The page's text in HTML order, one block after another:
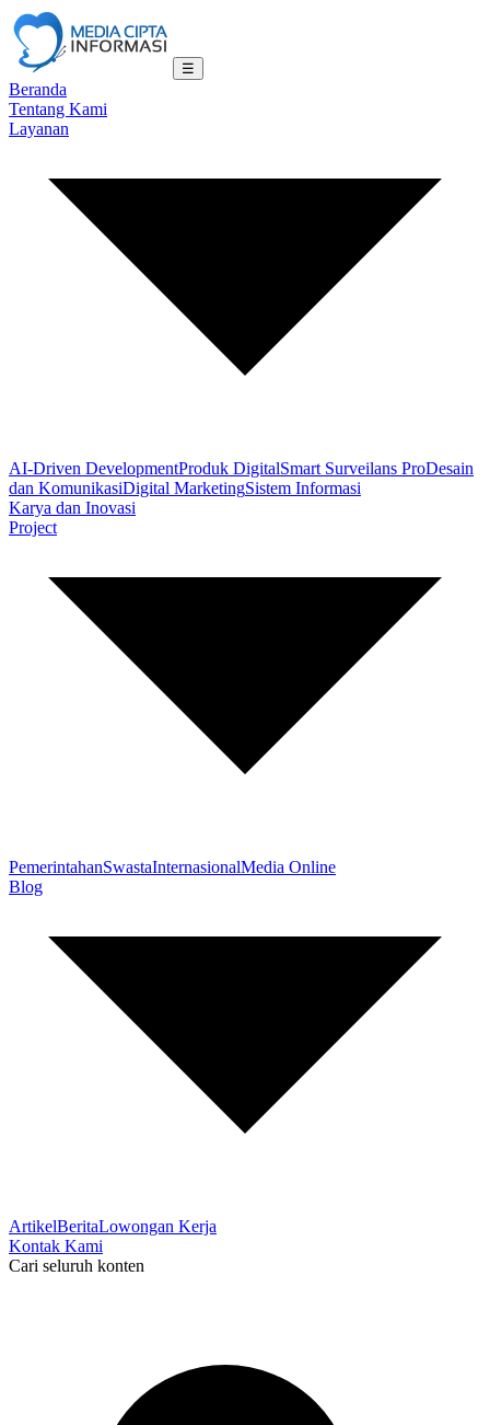
☰
Beranda
Tentang Kami
Layanan
AI-Driven DevelopmentProduk DigitalSmart Surveilans ProDesain
dan KomunikasiDigital MarketingSistem Informasi
Karya dan Inovasi
Project
PemerintahanSwastaInternasionalMedia Online
Blog
ArtikelBeritaLowongan Kerja
Kontak Kami
Cari seluruh konten